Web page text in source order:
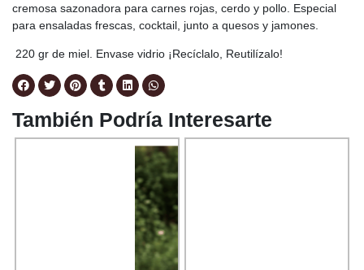
cremosa sazonadora para carnes rojas, cerdo y pollo. Especial
para ensaladas frescas, cocktail, junto a quesos y jamones.
220 gr de miel. Envase vidrio ¡Recíclalo, Reutilízalo!
También Podría Interesarte